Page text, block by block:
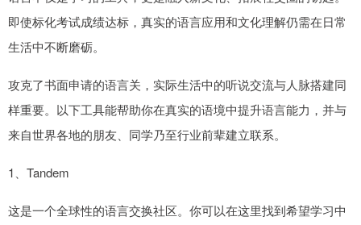
即使标化考试成绩达标，真实的语言应用和文化理解仍需在日常
生活中不断磨砺。
攻克了书面申请的语言关，实际生活中的听说交流与人脉搭建同
样重要。以下工具能帮助你在真实的语境中提升语言能力，并与
来自世界各地的朋友、同学乃至行业前辈建立联系。
1、Tandem
这是一个全球性的语言交换社区。你可以在这里找到希望学习中